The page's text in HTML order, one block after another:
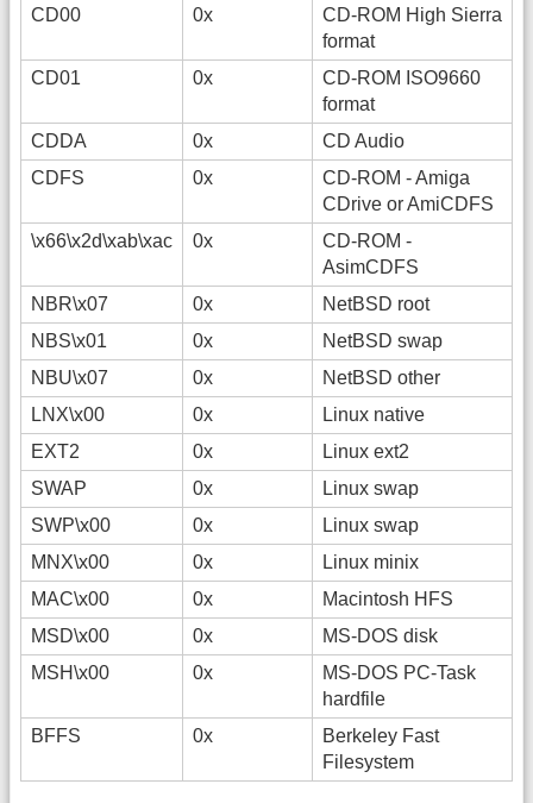
CD00
0x
CD-ROM High Sierra
format
CD01
0x
CD-ROM ISO9660
format
CDDA
0x
CD Audio
CDFS
0x
CD-ROM - Amiga
CDrive or AmiCDFS
\x66\x2d\xab\xac
0x
CD-ROM -
AsimCDFS
NBR\x07
0x
NetBSD root
NBS\x01
0x
NetBSD swap
NBU\x07
0x
NetBSD other
LNX\x00
0x
Linux native
EXT2
0x
Linux ext2
SWAP
0x
Linux swap
SWP\x00
0x
Linux swap
MNX\x00
0x
Linux minix
MAC\x00
0x
Macintosh HFS
MSD\x00
0x
MS-DOS disk
MSH\x00
0x
MS-DOS PC-Task
hardfile
BFFS
0x
Berkeley Fast
Filesystem